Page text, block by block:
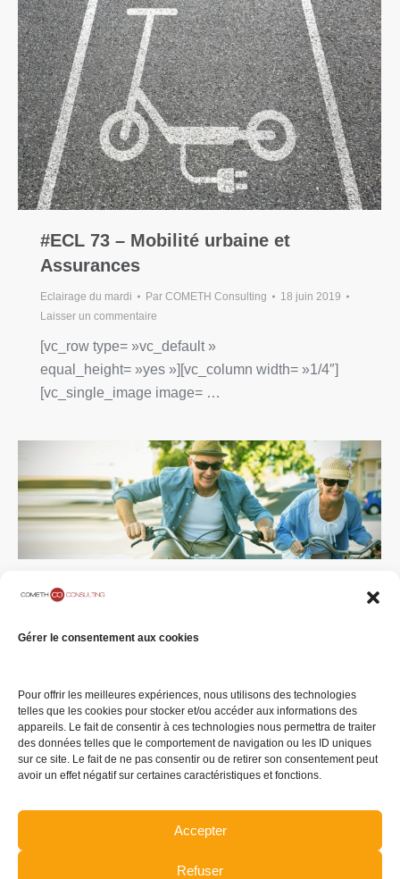
Gérer le consentement aux cookies
Pour offrir les meilleures expériences, nous utilisons des technologies
telles que les cookies pour stocker et/ou accéder aux informations des
appareils. Le fait de consentir à ces technologies nous permettra de traiter
des données telles que le comportement de navigation ou les ID uniques
sur ce site. Le fait de ne pas consentir ou de retirer son consentement peut
avoir un effet négatif sur certaines caractéristiques et fonctions.
Accepter
Refuser
#ECL 73 – Mobilité urbaine et
Assurances
Eclairage du mardi Par COMETH Consulting
18 juin 2019
Laisser un commentaire
[vc_row type= »vc_default »
equal_height= »yes »][vc_column width= »1/4″]
[vc_single_image image= …
#ECL 72 – Les régimes obligatoires
Eclairage du mardi ParCOMETH Consulting
[vc_row][vc_column width= »1/4″]
[vc_single_image image= »36782″ img_size= » »]
[/vc_column][vc_column…